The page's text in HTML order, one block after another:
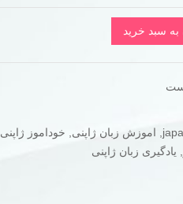
به سبد خرید
اموزش زبان ژاپنی خوداموز ژاپنی
یادگیری زبان ژاپنی